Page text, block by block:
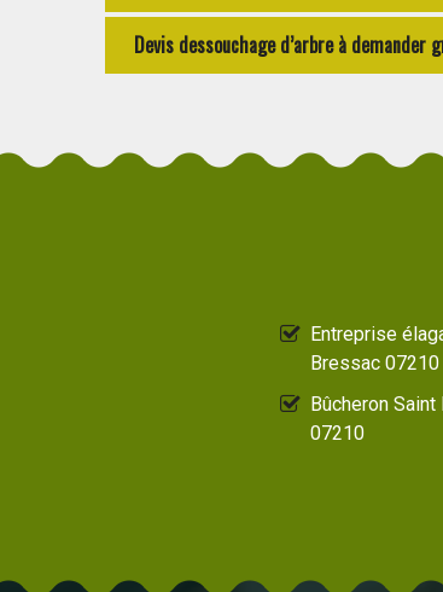
Devis dessouchage d’arbre à demander
Entreprise
Bressac 07210
Bûcheron
07210